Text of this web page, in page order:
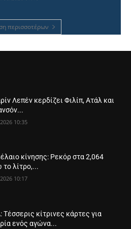
περισσοτέρων
Λεπέν κερδίζει Φιλίπ, Ατάλ και
10:35
κίνησης: Ρεκόρ στα 2,064
λίτρο,...
10:17
Τέσσερις κίτρινες κάρτες για
ενός αγώνα...